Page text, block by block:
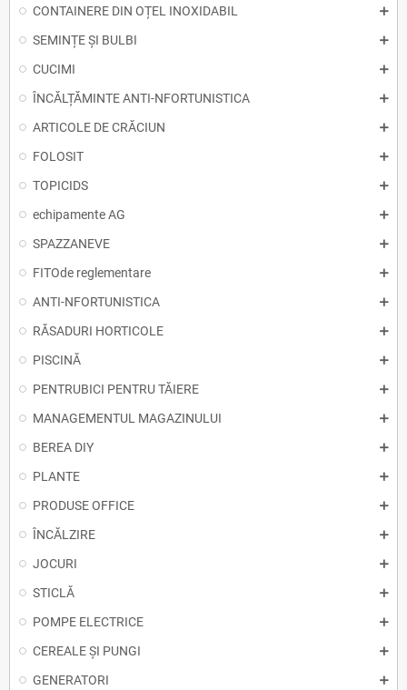
CONTAINERE DIN OȚEL INOXIDABIL
SEMINȚE ȘI BULBI
CUCIMI
ÎNCĂLȚĂMINTE ANTI-NFORTUNISTICA
ARTICOLE DE CRĂCIUN
FOLOSIT
TOPICIDS
echipamente AG
SPAZZANEVE
FITOde reglementare
ANTI-NFORTUNISTICA
RĂSADURI HORTICOLE
PISCINĂ
PENTRUBICI PENTRU TĂIERE
MANAGEMENTUL MAGAZINULUI
BEREA DIY
PLANTE
PRODUSE OFFICE
ÎNCĂLZIRE
JOCURI
STICLĂ
POMPE ELECTRICE
CEREALE ȘI PUNGI
GENERATORI